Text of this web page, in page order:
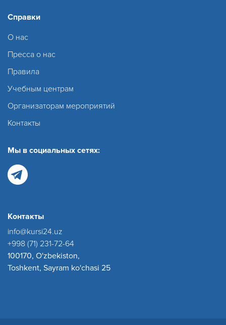
Справки
О нас
Пресса о нас
Правила
Учебным центрам
Организаторам мероприятий
Контакты
Мы в социальных сетях:
Контакты
info@kursi24.uz
+998 (71) 231-72-64
100170, O'zbekiston,
Toshkent, Sayram ko'chasi 25